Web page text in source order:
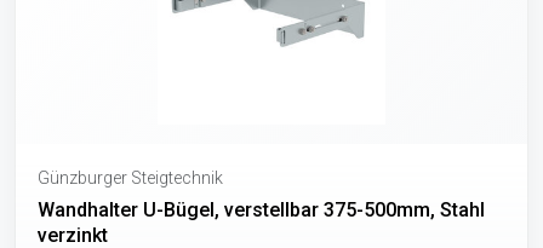
Günzburger Steigtechnik
Wandhalter U-Bügel, verstellbar 375-500mm, Stahl
verzinkt